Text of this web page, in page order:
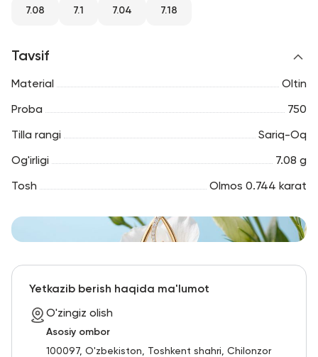
7.08 7.1 7.04 7.18
Tavsif
Material Oltin
Proba 750
Tilla rangi Sariq-Oq
Og'irligi 7.08 g
Tosh Olmos 0.744 karat
Yetkazib berish haqida ma'lumot
O'zingiz olish
Asosiy ombor
100097, O'zbekiston, Toshkent shahri, Chilonzor